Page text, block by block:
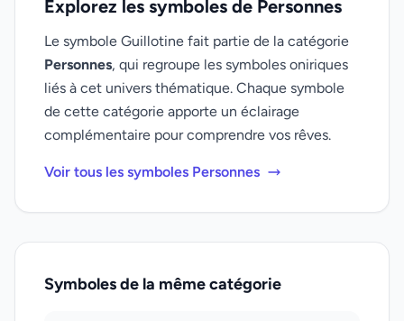
Explorez les symboles de Personnes
Le symbole Guillotine fait partie de la catégorie
Personnes, qui regroupe les symboles oniriques
liés à cet univers thématique. Chaque symbole
de cette catégorie apporte un éclairage
complémentaire pour comprendre vos rêves.
Voir tous les symboles Personnes
Symboles de la même catégorie